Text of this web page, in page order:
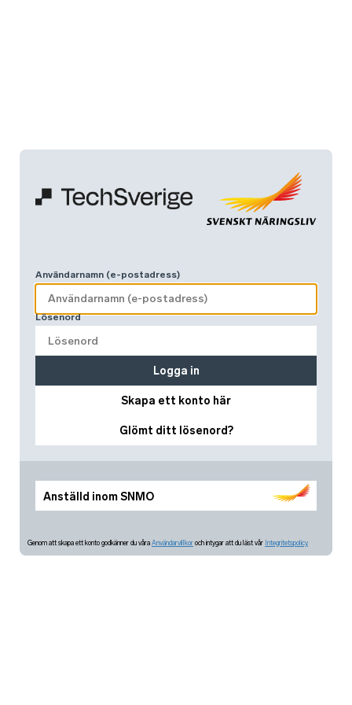
Anställd inom SNMO
Användarnamn (e-postadress)
Lösenord
Skapa ett konto här
Glömt ditt lösenord?
Logga in
Genom att skapa ett konto godkänner du våra Användarvillkor och intygar att du läst vår Integritetspolicy.